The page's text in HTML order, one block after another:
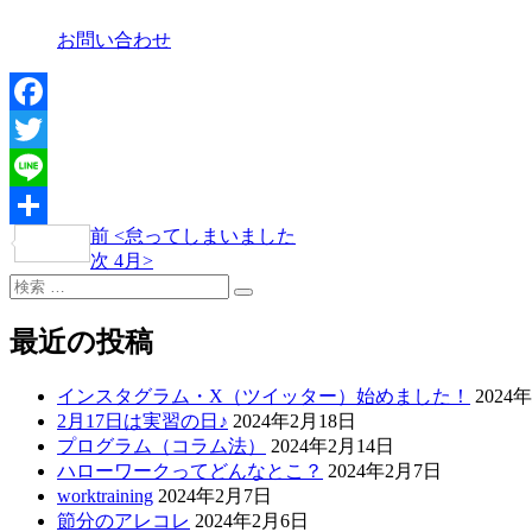
お問い合わせ
Facebook
Twitter
Line
共
有
投
稿
ビ
過
去
稿
前 <怠ってしまいました
次
稿
次 4月 >
検
検
最近の投稿
インスタグラム・X（ツイッター）始めました！
2024
2月17日は実習の日♪ 2024年2月18日
プログラム（コラム法）
2024年2月14日
ハローワークってどんなとこ？ 2024年2月7日
worktraining 2024年2月7日
節分のアレコレ 2024年2月6日